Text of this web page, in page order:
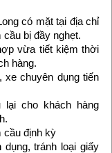
có mặt tại địa chỉ
bị đầy nghẹt.
vừa tiết kiệm thời
hàng.
xe chuyên dụng tiến
cho khách hàng
cầu định kỳ
tránh loại giấy